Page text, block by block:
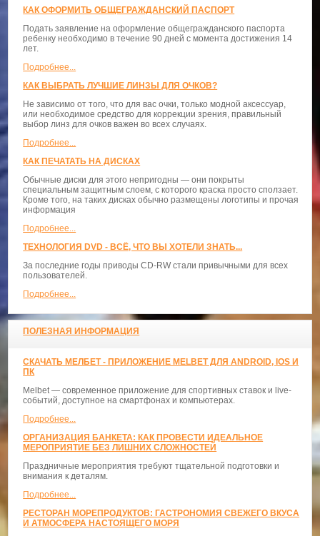
КАК ОФОРМИТЬ ОБЩЕГРАЖДАНСКИЙ ПАСПОРТ
Подать заявление на оформление общегражданского паспорта
ребенку необходимо в течение 90 дней с момента достижения 14
лет.
Подробнее...
КАК ВЫБРАТЬ ЛУЧШИЕ ЛИНЗЫ ДЛЯ ОЧКОВ?
Не зависимо от того, что для вас очки, только модной аксессуар,
или необходимое средство для коррекции зрения, правильный
выбор линз для очков важен во всех случаях.
Подробнее...
КАК ПЕЧАТАТЬ НА ДИСКАХ
Обычные диски для этого непригодны — они покрыты
специальным защитным слоем, с которого краска просто сползает.
Кроме того, на таких дисках обычно размещены логотипы и прочая
информация
Подробнее...
ТЕХНОЛОГИЯ DVD - ВСЁ, ЧТО ВЫ ХОТЕЛИ ЗНАТЬ...
За последние годы приводы CD-RW стали привычными для всех
пользователей.
Подробнее...
ПОЛЕЗНАЯ ИНФОРМАЦИЯ
СКАЧАТЬ МЕЛБЕТ - ПРИЛОЖЕНИЕ MELBET ДЛЯ ANDROID, IOS И
ПК
Melbet — современное приложение для спортивных ставок и live-
событий, доступное на смартфонах и компьютерах.
Подробнее...
ОРГАНИЗАЦИЯ БАНКЕТА: КАК ПРОВЕСТИ ИДЕАЛЬНОЕ
МЕРОПРИЯТИЕ БЕЗ ЛИШНИХ СЛОЖНОСТЕЙ
Праздничные мероприятия требуют тщательной подготовки и
внимания к деталям.
Подробнее...
РЕСТОРАН МОРЕПРОДУКТОВ: ГАСТРОНОМИЯ СВЕЖЕГО ВКУСА
И АТМОСФЕРА НАСТОЯЩЕГО МОРЯ